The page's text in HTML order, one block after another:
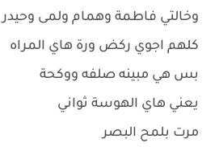
وخالتي فاطمة وهمام ولمى وحيدر
كلهم اجوي ركض ورة هاي المراه
بس هي مبينه صلفه ووكحة
يعني هاي الهوسة ثواني
مرت بلمح البصر